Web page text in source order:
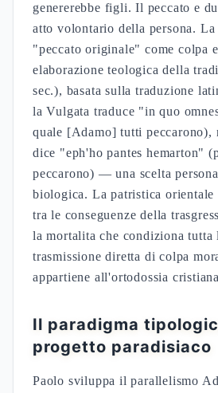
genererebbe figli. Il peccato e
atto volontario della persona.
"peccato originale" come colpa
elaborazione teologica della
sec.), basata sulla traduzione
la Vulgata traduce "in quo
quale [Adamo] tutti peccarono),
dice "eph'ho pantes hemarton"
peccarono) — una scelta
biologica. La patristica orientale
tra le conseguenze della
la mortalita che condiziona
trasmissione diretta di colpa
appartiene all'ortodossia
Il paradigma
progetto paradisiaco
Paolo sviluppa il parallelismo